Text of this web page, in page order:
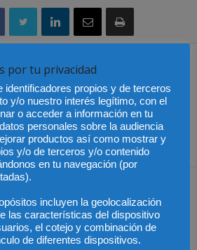
día
Las ejecuciones
hipotecarias disparan el
aumento de la demanda
del turno de oficio civil en
Cataluña
por tu privacidad
identificadores propios y de terceros
y/o nuestro interés legítimo, con el
o acceder a información en tu
personales sobre la audiencia
productos así como mostrar y
y/o de terceros y/o contenido
en tu navegación (por
incluyen la geolocalización
las características del dispositivo
el cotejo y combinación de
de diferentes dispositivos.